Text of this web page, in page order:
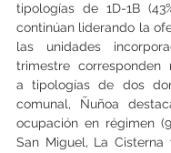
tipologías de 1D-1B
continúan liderando la
las unidades
trimestre corresponden
a tipologías de dos
comunal, Ñuñoa
ocupación en régimen
San Miguel, La Cisterna